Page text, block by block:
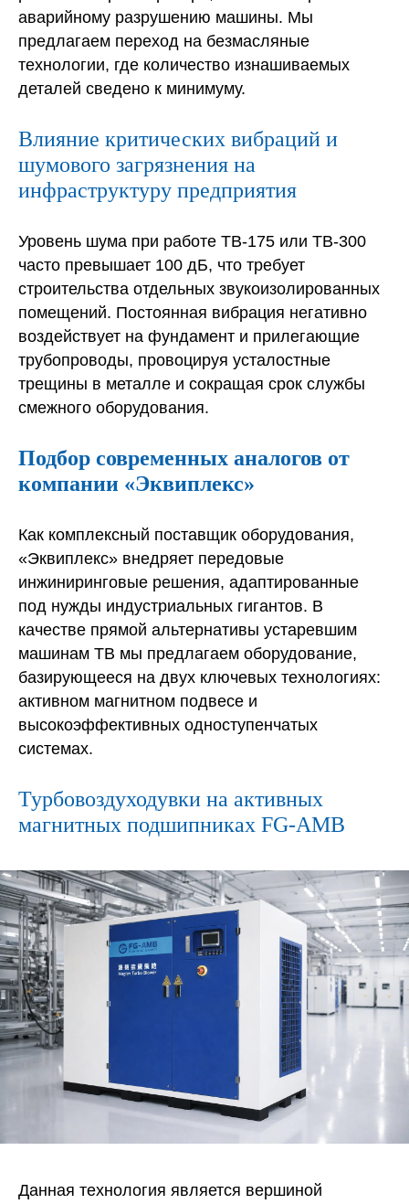
аварийному разрушению машины. Мы
предлагаем переход на безмасляные
технологии, где количество изнашиваемых
деталей сведено к минимуму.
Влияние критических вибраций и
шумового загрязнения на
инфраструктуру предприятия
Уровень шума при работе ТВ-175 или ТВ-300
часто превышает 100 дБ, что требует
строительства отдельных звукоизолированных
помещений. Постоянная вибрация негативно
воздействует на фундамент и прилегающие
трубопроводы, провоцируя усталостные
трещины в металле и сокращая срок службы
смежного оборудования.
Подбор современных аналогов от
компании «Эквиплекс»
Как комплексный поставщик оборудования,
«Эквиплекс» внедряет передовые
инжиниринговые решения, адаптированные
под нужды индустриальных гигантов. В
качестве прямой альтернативы устаревшим
машинам ТВ мы предлагаем оборудование,
базирующееся на двух ключевых технологиях:
активном магнитном подвесе и
высокоэффективных одноступенчатых
системах.
Турбовоздуходувки на активных
магнитных подшипниках FG-AMB
Данная технология является вершиной